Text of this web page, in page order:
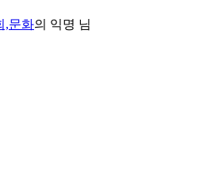
,문화의 익명 님